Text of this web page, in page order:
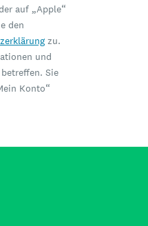
auf „Apple“
den
zu.
und
Sie
Konto“